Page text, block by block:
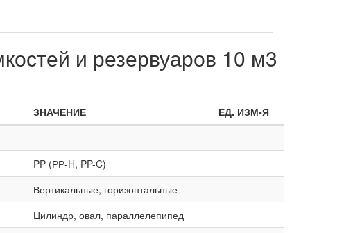
и резервуаров 10 м3
ЗНАЧЕНИЕ
ЕД. ИЗМ-Я
PP (РР-H, PP-C)
Вертикальные, горизонтальные
Цилиндр, овал, параллелепипед